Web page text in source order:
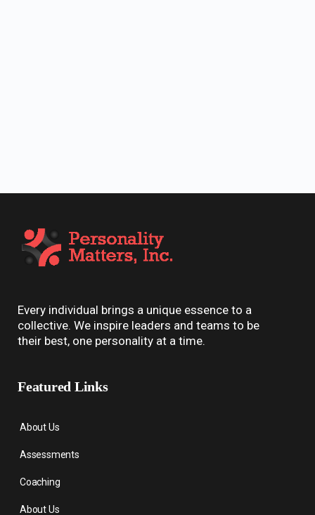
Every individual brings a unique essence to a
collective. We inspire leaders and teams to be
their best, one personality at a time.
Featured Links
About Us
Assessments
Coaching
About Us